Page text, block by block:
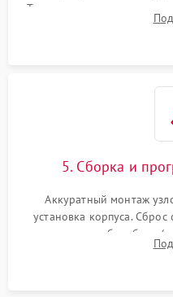
Тщательная очистка тракта
лазера (LSU) от
5. Сборка и
Аккуратный монтаж
установка корпуса.
счетчиков абсорбера
обновление прошивки и